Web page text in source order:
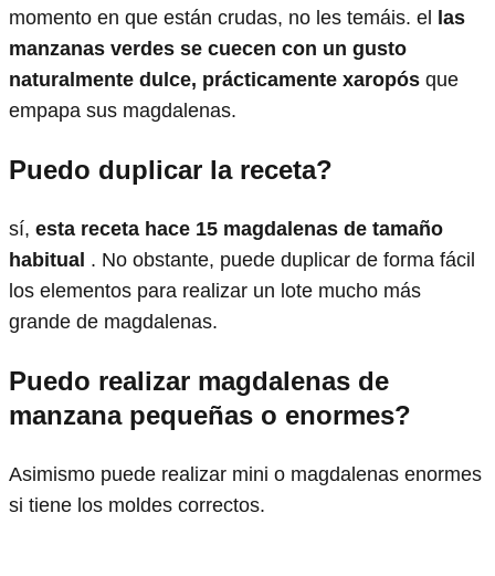
momento en que están crudas, no les temáis. el
las
manzanas verdes se cuecen con un gusto
naturalmente dulce, prácticamente xaropós que
empapa sus magdalenas.
Puedo duplicar la receta?
sí, esta receta hace 15 magdalenas de tamaño
habitual . No obstante, puede duplicar de forma fácil
los elementos para realizar un lote mucho más
grande de magdalenas.
Puedo realizar magdalenas de
manzana pequeñas o enormes?
Asimismo puede realizar mini o magdalenas enormes
si tiene los moldes correctos.